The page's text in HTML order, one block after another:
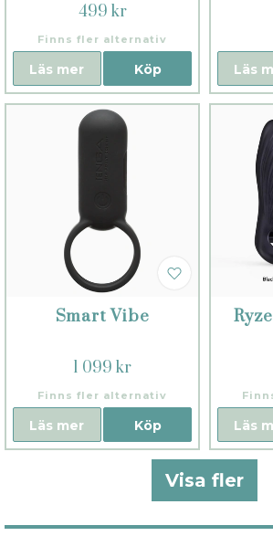
499 kr
Finns fler alternativ
Köp
Läs mer Läs
Smart Vibe
1 099 kr
Finns fler alternativ
Köp
Läs mer Läs
Visa fler